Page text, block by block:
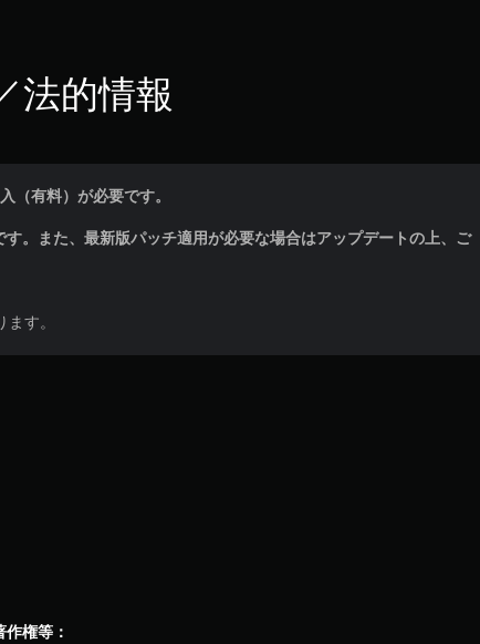
法的情報
有料）が必要です。
。また、最新版パッチ適用が必要な場合はアップデートの上、ご
す。
作権等：